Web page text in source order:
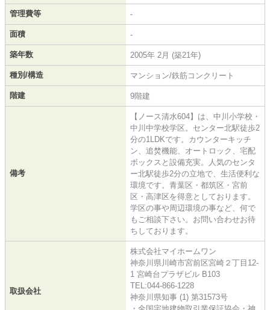
管理費等 -
面積 -
築年数 2005年 2月 (築21年)
種別/構造 マンション/鉄筋コンクリート
階建 9階建
備考
【ノース清水604】は、中川小学校・
中川中学校学区。センター北駅徒歩2
分の1LDKです。カウンターキッチ
ン、追焚機能、オートロック、宅配
ボックスと設備充実。人気のセンタ
ー北駅徒歩2分の立地で、生活便利な
環境です。青葉区・都筑区・宮前
区・高津区を得意としております。
学区の事や周辺環境の事など、何で
もご相談下さい。お問い合わせお待
ちしております。
取扱会社
株式会社マイホームワン
神奈川県川崎市宮前区宮崎２丁目12-
1 宮崎台プラザビル B103
TEL:044-866-1228
神奈川県知事 (1) 第31573号